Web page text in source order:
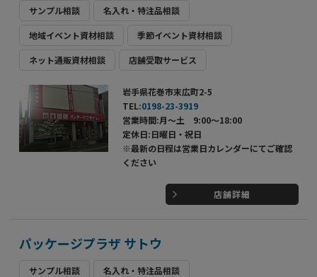
サンプル相談 名入れ・特注品相談
地域イベント資材相談 季節イベント資材相談
ネット通販資材相談 店舗受取サービス
岩手県花巻市末広町2-5
TEL:0198-23-3919
営業時間:月～土 9:00～18:00
定休日:日曜日・祝日
※最新の日程は営業日カレンダーにてご確認
ください
店舗詳細
パッケージプラザ サトウ
サンプル相談 名入れ・特注品相談